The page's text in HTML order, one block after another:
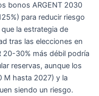
bonos ARGENT 2030
para reducir riesgo
la estrategia de
tras las elecciones en
20-30% más débil podría
reservas, aunque los
M hasta 2027) y la
siendo un riesgo.